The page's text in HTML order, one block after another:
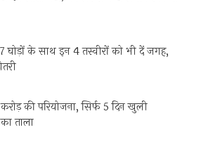
घोड़ों के साथ इन 4 तस्वीरों को भी दें जगह,
करोड़ की परियोजना, सिर्फ 5 दिन खुली
ताला